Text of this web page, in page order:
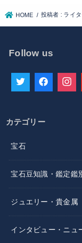
HOME 投稿者 : ライ
Follow us
カテゴリー
宝石
宝石豆知識・鑑定鑑
ジュエリー・貴金属
インタビュー・ニュ